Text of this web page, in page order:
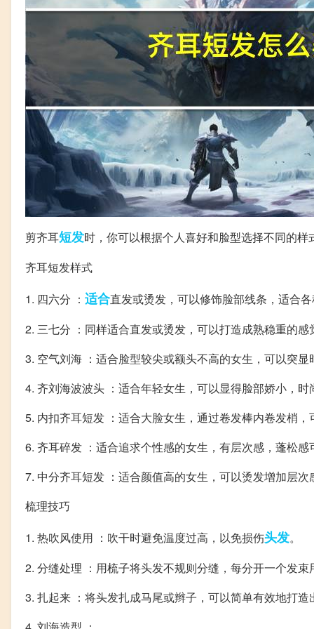
剪齐耳短发时，你可以根据个人喜好和脸型选择不同的
齐耳短发样式
1. 四六分 ： 适合直发或烫发，可以修饰脸部线条，适合
2. 三七分 ：同样适合直发或烫发，可以打造成熟稳重的感
3. 空气刘海 ：适合脸型较尖或额头不高的女生，可以突显
4. 齐刘海波波头 ：适合年轻女生，可以显得脸部娇小，时
5. 内扣齐耳短发 ：适合大脸女生，通过卷发棒内卷发梢
6. 齐耳碎发 ：适合追求个性感的女生，有层次感，蓬松
7. 中分齐耳短发 ：适合颜值高的女生，可以烫发增加层
梳理技巧
1. 热吹风使用 ：吹干时避免温度过高，以免损伤头发。
2. 分缝处理 ：用梳子将头发不规则分缝，每分开一个发束
3. 扎起来 ：将头发扎成马尾或辫子，可以简单有效地打